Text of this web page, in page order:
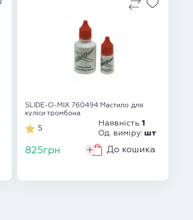
SLIDE-O-MIX 760494 Мастило для
куліси тромбона
5
Наявність1
Од. виміру: шт
825грн До кошика